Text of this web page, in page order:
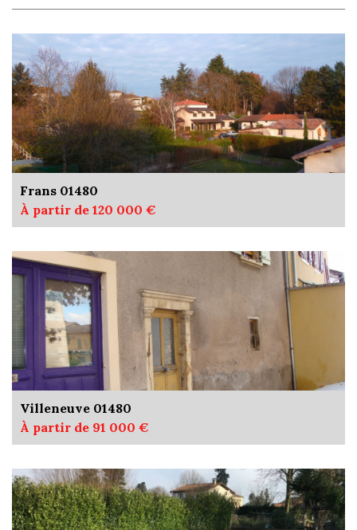
Frans 01480
À partir de 120 000 €
Villeneuve 01480
À partir de 91 000 €